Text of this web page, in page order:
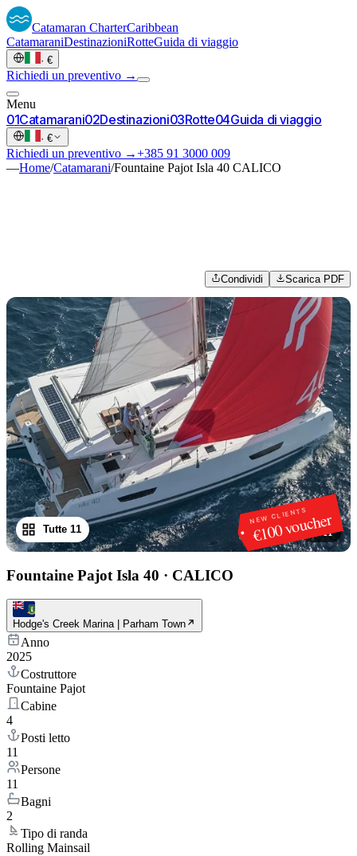
Catamaran CharterCaribbean
CatamaraniDestinazioniRotteGuida di viaggio
· €
Richiedi un preventivo →
Menu
01Catamarani02Destinazioni03Rotte04Guida di viaggio
· €
Richiedi un preventivo →+385 91 3000 009
—Home/Catamarani/Fountaine Pajot Isla 40 CALICO
Condividi Scarica PDF
NEW CLIENTS
€100 voucher
1/11
Tutte 11
Fountaine Pajot Isla 40 · CALICO
Hodge's Creek Marina | Parham Town
Anno
2025
Costruttore
Fountaine Pajot
Cabine
4
Posti letto
11
Persone
11
Bagni
2
Tipo di randa
Rolling Mainsail